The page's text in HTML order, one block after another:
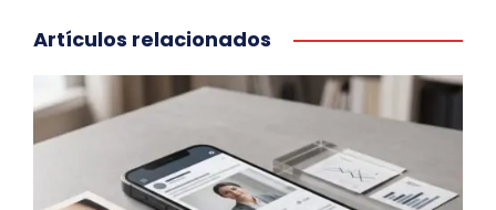
Artículos relacionados